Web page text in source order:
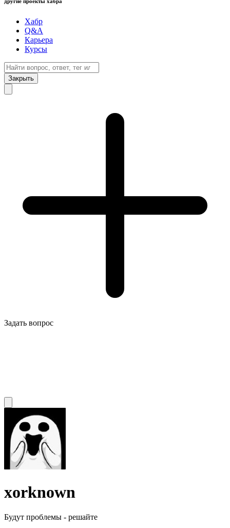
Хабр
Q&A
Карьера
Курсы
Закрыть
Задать вопрос
xorknown
Будут проблемы - решайте